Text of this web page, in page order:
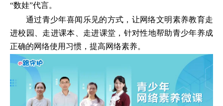
“数娃”代言。
通过青少年喜闻乐见的方式，让网络文明素养教育走
进校园、走进课本、走进课堂，针对性地帮助青少年养成
正确的网络使用习惯，提高网络素养。